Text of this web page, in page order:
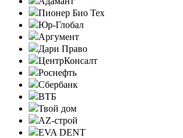
Пионер Био Тех
Юр-Глобал
Аргумент
Дари Право
ЦентрКонсалт
Роснефть
Сбербанк
ВТБ
Твой дом
AZ-строй
EVA DENT